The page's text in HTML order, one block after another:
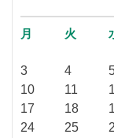
月 火
3
4
10
11
17
18
24
25